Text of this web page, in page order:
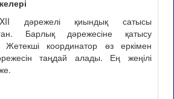
дәрежелі қиындық сатысы
Барлық дәрежесіне қатысу
координатор өз еркімен
таңдай алады. Ең жеңілі